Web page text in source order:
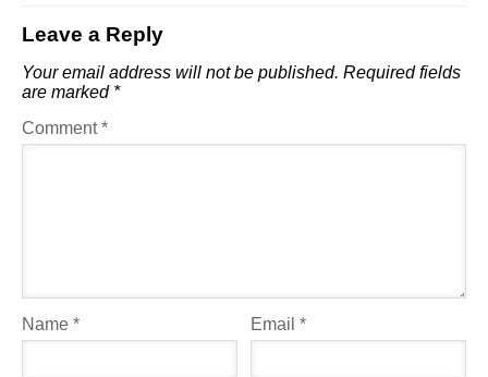
Leave a Reply
Your email address will not be published. Required fields
are marked *
Comment*
Name * Email*